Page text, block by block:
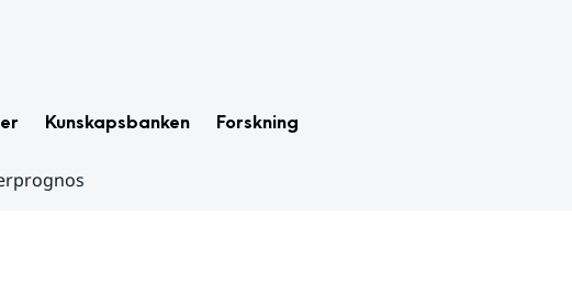
Kunskapsbanken Forskning